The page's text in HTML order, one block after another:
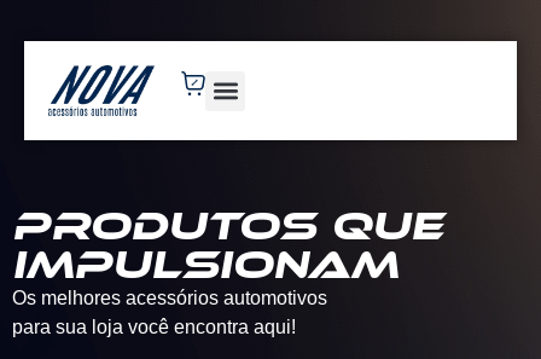
Produtos que
impulsionam
Os melhores acessórios automotivos
para sua loja você encontra aqui!